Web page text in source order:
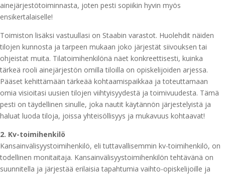
ainejärjestötoiminnasta, joten pesti sopiikin hyvin myös
ensikertalaiselle!
Toimiston lisäksi vastuullasi on Staabin varastot. Huolehdit näiden
tilojen kunnosta ja tarpeen mukaan joko järjestät siivouksen tai
ohjeistat muita. Tilatoimihenkilönä näet konkreettisesti, kuinka
tärkeä rooli ainejärjestön omilla tiloilla on opiskelijoiden arjessa.
Pääset kehittämään tärkeää kohtaamispaikkaa ja toteuttamaan
omia visioitasi uusien tilojen viihtyisyydestä ja toimivuudesta. Tämä
pesti on täydellinen sinulle, joka nautit käytännön järjestelyistä ja
haluat luoda tiloja, joissa yhteisöllisyys ja mukavuus kohtaavat!
2. Kv-toimihenkilö
Kansainvälisyystoimihenkilö, eli tuttavallisemmin kv-toimihenkilö, on
todellinen monitaitaja. Kansainvälisyystoimihenkilön tehtävänä on
suunnitella ja järjestää erilaisia tapahtumia vaihto-opiskelijoille ja